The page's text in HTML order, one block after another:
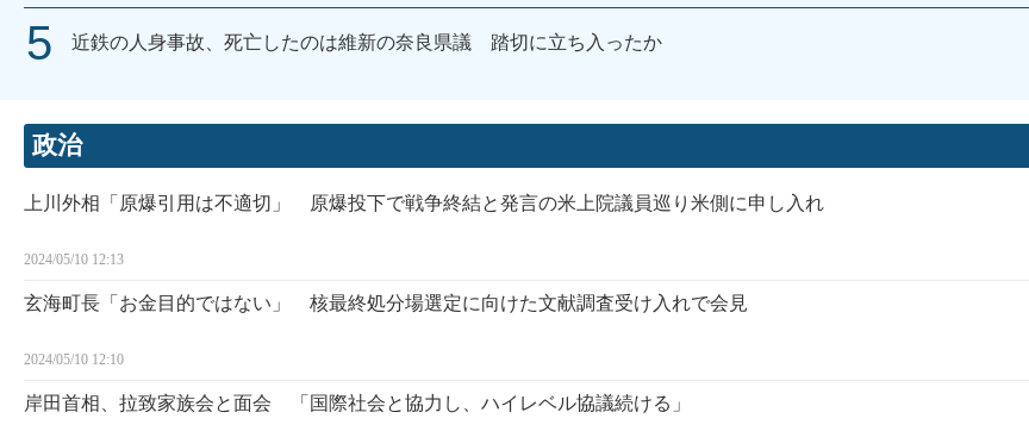
近鉄の人身事故、死亡したのは維新の奈良県議 踏切に立ち入ったか
政治
上川外相「原爆引用は不適切」 原爆投下で戦争終結と発言の米上院議員巡り米側に申し入れ
2024/05/10 12:13
玄海町長「お金目的ではない」 核最終処分場選定に向けた文献調査受け入れで会見
2024/05/10 12:10
岸田首相、拉致家族会と面会 「国際社会と協力し、ハイレベル協議続ける」